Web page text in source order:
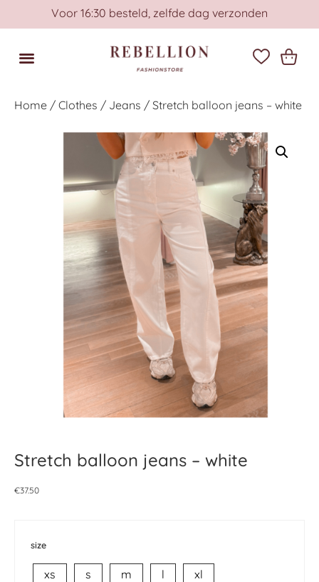
Voor 16:30 besteld, zelfde dag verzonden
Home / Clothes / Jeans / Stretch balloon jeans – white
Stretch balloon jeans – white
€37.50
size
xs s m l xl